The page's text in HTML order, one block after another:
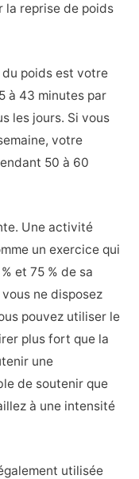
la reprise de poids
poids est votre
à 43 minutes par
les jours. Si vous
votre
50 à 60
Une activité
un exercice qui
et 75 % de sa
ne disposez
pouvez utiliser le
plus fort que la
une
de soutenir que
à une intensité
utilisée